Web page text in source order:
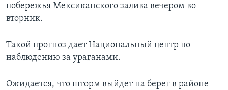
побережья Мексиканского залива вечером во
вторник.
Такой прогноз дает Национальный центр по
наблюдению за ураганами.
Ожидается, что шторм выйдет на берег в районе